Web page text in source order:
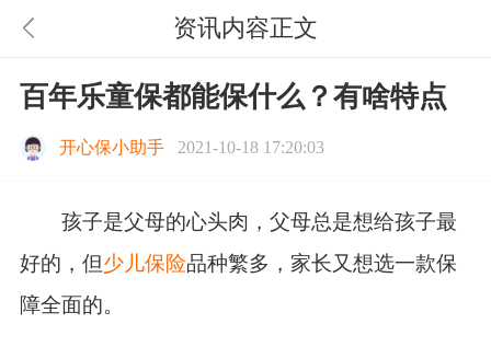
资讯内容正文
百年乐童保都能保什么？有啥特点
开心保小助手 2021-10-18 17:20:03
孩子是父母的心头肉，父母总是想给孩子最
好的，但少儿保险品种繁多，家长又想选一款保
障全面的。